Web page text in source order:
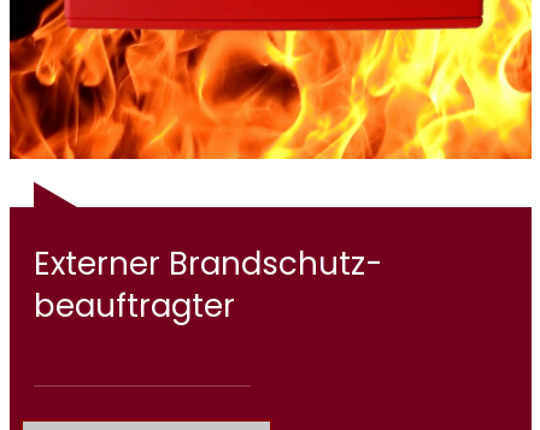
Externer Brandschutz­
beauftragter